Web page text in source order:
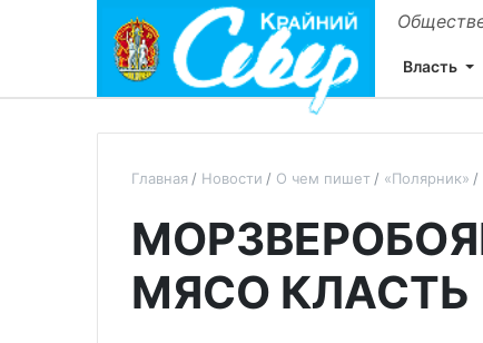
Власть
Главная Новости О чем пишет «Полярник»
МЯСО КЛАСТЬ